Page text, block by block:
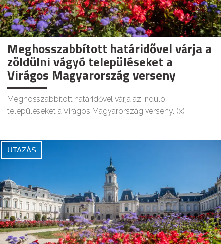
Meghosszabbított határidővel várja a
zöldülni vágyó településeket a
Virágos Magyarország verseny
Meghosszabbított határidővel várja az induló
településeket a Virágos Magyarország verseny. (x)
UTAZÁS